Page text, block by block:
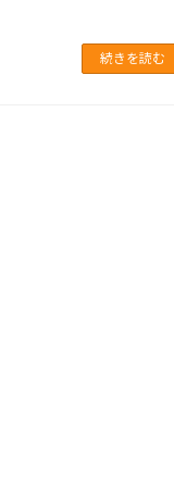
続きを読む